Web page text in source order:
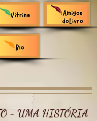
- UMA HISTÓRIA